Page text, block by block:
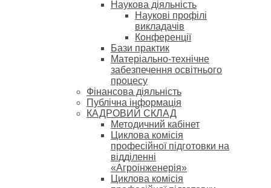
Наукова діяльність
Наукові профілі
викладачів
Конференції
Бази практик
Матеріально-технічне
забезпечення освітнього
процесу
Фінансова діяльність
Публічна інформація
КАДРОВИЙ СКЛАД
Методичний кабінет
Циклова комісія
професійної підготовки на
відділенні
«Агроінженерія»
Циклова комісія